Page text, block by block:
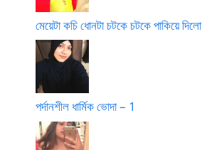
মেয়েটা কচি ধোনটা চটকে চটকে পাকিয়ে দিলো
পর্দানশীল ধার্মিক ভোদা – 1